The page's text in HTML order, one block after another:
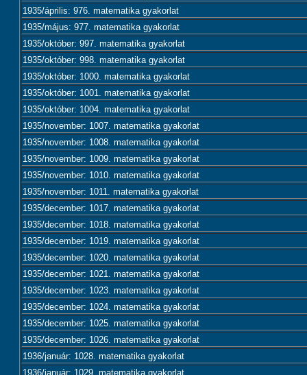
1935/április: 976. matematika gyakorlat
1935/május: 977. matematika gyakorlat
1935/október: 997. matematika gyakorlat
1935/október: 998. matematika gyakorlat
1935/október: 1000. matematika gyakorlat
1935/október: 1001. matematika gyakorlat
1935/október: 1004. matematika gyakorlat
1935/november: 1007. matematika gyakorlat
1935/november: 1008. matematika gyakorlat
1935/november: 1009. matematika gyakorlat
1935/november: 1010. matematika gyakorlat
1935/november: 1011. matematika gyakorlat
1935/december: 1017. matematika gyakorlat
1935/december: 1018. matematika gyakorlat
1935/december: 1019. matematika gyakorlat
1935/december: 1020. matematika gyakorlat
1935/december: 1021. matematika gyakorlat
1935/december: 1023. matematika gyakorlat
1935/december: 1024. matematika gyakorlat
1935/december: 1025. matematika gyakorlat
1935/december: 1026. matematika gyakorlat
1936/január: 1028. matematika gyakorlat
1936/január: 1029. matematika gyakorlat